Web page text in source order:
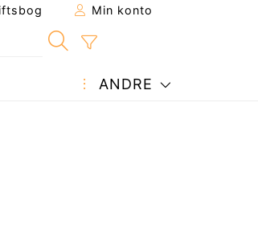
Min konto
ANDRE